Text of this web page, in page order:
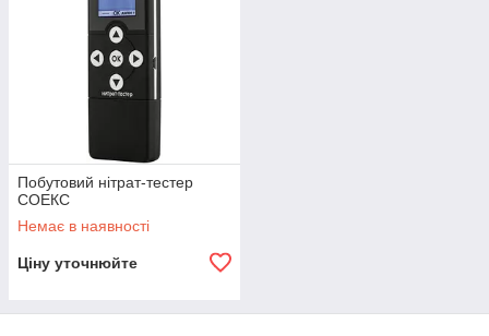
Побутовий нітрат-тестер
СОЕКС
Немає в наявності
Ціну уточнюйте